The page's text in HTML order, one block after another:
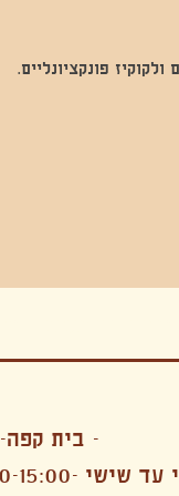
פונקציונליים.
- בית קפה-
-08:00-15:00 -